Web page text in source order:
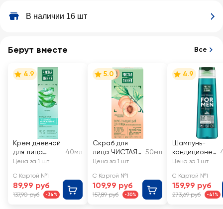
В наличии 16 шт
Берут вместе Все
4.9
Крем дневной
для лица
ЧИСТАЯ ЛИНИЯ
для
комбинирован
ной кожи
40мл
Цена за 1 шт
С Картой №1
89,99 руб
137,90 руб -34%
5.0
Скраб для
лица ЧИСТАЯ
ЛИНИЯ
экстрактом
ромашки и
абрикосовыми
50мл
Цена за 1 шт
С Картой №1
109,99 руб
157,89 руб -30%
4.9
Шампунь-
кондиционер
для волос-
душа
мужской
ЧИСТАЯ
Цена за 1 шт
С Картой №1
159,99 руб
273,69 руб -41%